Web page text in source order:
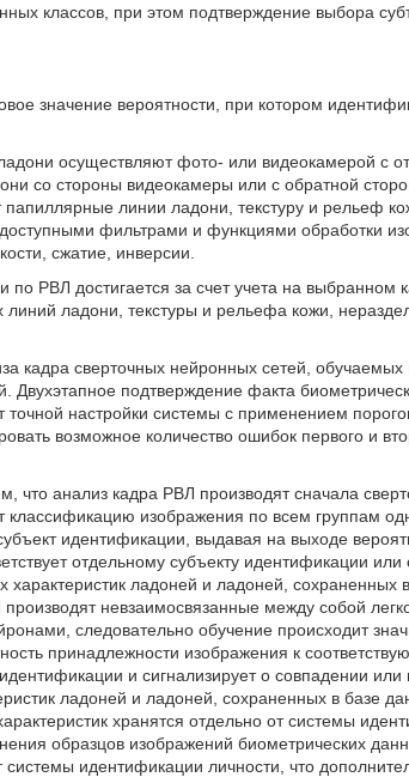
классов, при этом подтверждение выбора
значение вероятности, при котором
осуществляют фото- или видеокамерой с
со стороны видеокамеры или с обратной
линии ладони, текстуру и рельеф
фильтрами и функциями обработки
сжатие, инверсии.
по РВЛ достигается за счет учета на
линий ладони, текстуры и рельефа кожи,
кадра сверточных нейронных сетей,
Двухэтапное подтверждение факта
точной настройки системы с применением
возможное количество ошибок первого и
что анализ кадра РВЛ производят сначала
классификацию изображения по всем группам
идентификации, выдавая на выходе
отдельному субъекту идентификации или
характеристик ладоней и ладоней,
невзаимосвязанные между собой
следовательно обучение происходит
принадлежности изображения к
идентификации и сигнализирует о совпадении
ладоней и ладоней, сохраненных в базе
хранятся отдельно от системы
образцов изображений биометрических
системы идентификации личности, что